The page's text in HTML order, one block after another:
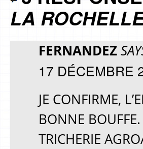
LA
FERNANDEZ
17 DÉCEMBRE
JE CONFIRME,
BONNE
TRICHERIE